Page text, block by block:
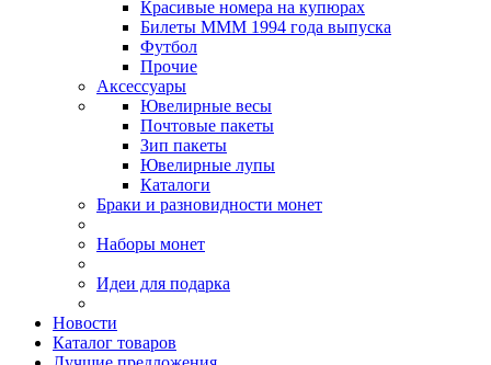
Красивые номера на купюрах
Билеты МММ 1994 года выпуска
Футбол
Прочие
Аксессуары
Ювелирные весы
Почтовые пакеты
Зип пакеты
Ювелирные лупы
Каталоги
Браки и разновидности монет
Наборы монет
Идеи для подарка
Новости
Каталог товаров